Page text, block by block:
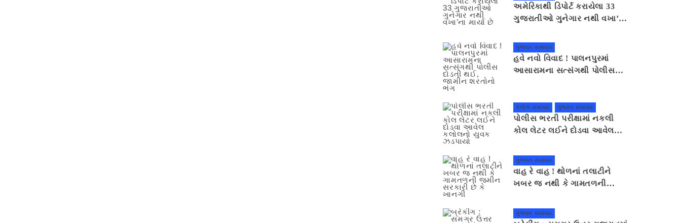
અમેરિકાથી ડિપોર્ટ કરાયેલા 33
ગુજરાતીઓ ગુનેગાર નથી વખા’ના
ગુજરાત સમાચાર
હવે નવો વિવાદ ! પાલનપુરમાં
આસારામના સત્સંગથી પોલીસ
કલોલ સમાચાર ગુજરાત સમાચાર
પોલીસ ભરતી પરીક્ષામાં નકલી
કોલ લેટર લઈને દોડવા આવેલ
ગુજરાત સમાચાર
વાહ રે વાહ ! થોળનાં તલાટીને
ખબર જ નથી કે ગામતળની
ગુજરાત સમાચાર